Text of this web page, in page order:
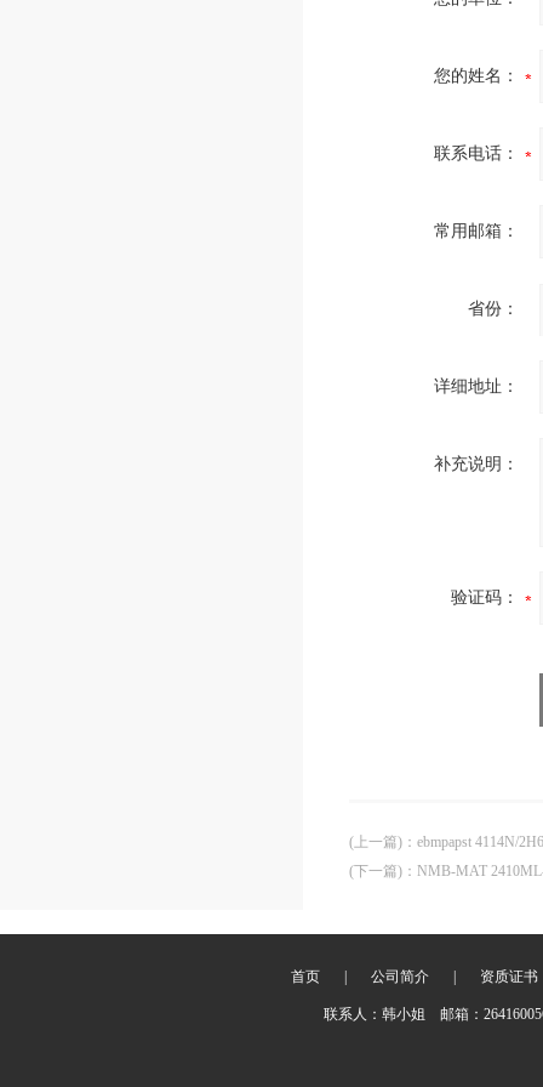
您的姓名：
联系电话：
常用邮箱：
省份：
详细地址：
补充说明：
验证码：
(上一篇) ： ebmpapst 4114N/
(下一篇) ： NMB-MAT
首页 公司简介 资质证书
联系人：韩小姐 邮箱：